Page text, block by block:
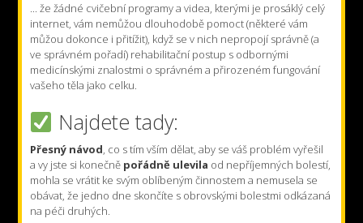
... že žádné cvičební programy a videa, kterými je prosáklý celý
internet, vám nemůžou dlouhodobě pomoct (některé vám
můžou dokonce i přitížit), když se v nich nepropojí správně (a
ve správném pořadí) rehabilitační postup s odbornými
medicínskými znalostmi o správném a přirozeném fungování
vašeho těla jako celku.
Najdete tady:
Přesný návod, co s tím vším dělat, aby se váš problém vyřešil
a vy jste si konečně pořádně ulevila od nepříjemných bolestí,
mohla se vrátit ke svým oblíbeným činnostem a nemusela se
obávat, že jedno dne skončíte s obrovskými bolestmi odkázaná
na péči druhých.